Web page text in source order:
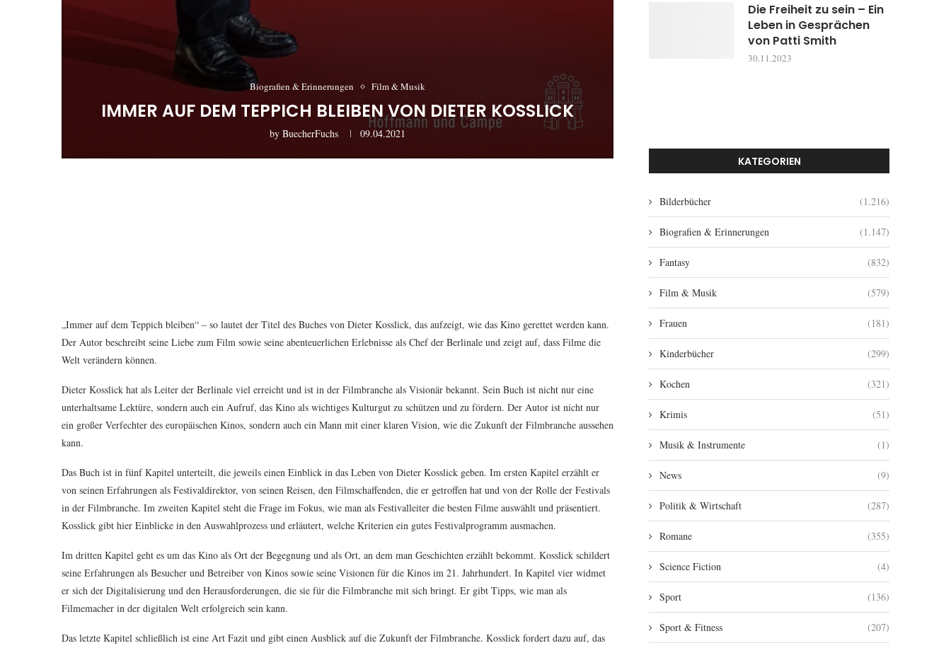
Biografien & Erinnerungen Film & Musik
IMMER AUF DEM TEPPICH BLEIBEN VON DIETER KOSSLICK
by BuecherFuchs 09.04.2021
„Immer auf dem Teppich bleiben“ – so lautet der Titel des Buches von Dieter Kosslick, das aufzeigt, wie das Kino gerettet werden kann.
Der Autor beschreibt seine Liebe zum Film sowie seine abenteuerlichen Erlebnisse als Chef der Berlinale und zeigt auf, dass Filme die
Welt verändern können.
Dieter Kosslick hat als Leiter der Berlinale viel erreicht und ist in der Filmbranche als Visionär bekannt. Sein Buch ist nicht nur eine
unterhaltsame Lektüre, sondern auch ein Aufruf, das Kino als wichtiges Kulturgut zu schützen und zu fördern. Der Autor ist nicht nur
ein großer Verfechter des europäischen Kinos, sondern auch ein Mann mit einer klaren Vision, wie die Zukunft der Filmbranche aussehen
kann.
Das Buch ist in fünf Kapitel unterteilt, die jeweils einen Einblick in das Leben von Dieter Kosslick geben. Im ersten Kapitel erzählt er
von seinen Erfahrungen als Festivaldirektor, von seinen Reisen, den Filmschaffenden, die er getroffen hat und von der Rolle der Festivals
in der Filmbranche. Im zweiten Kapitel steht die Frage im Fokus, wie man als Festivalleiter die besten Filme auswählt und präsentiert.
Kosslick gibt hier Einblicke in den Auswahlprozess und erläutert, welche Kriterien ein gutes Festivalprogramm ausmachen.
Im dritten Kapitel geht es um das Kino als Ort der Begegnung und als Ort, an dem man Geschichten erzählt bekommt. Kosslick schildert
seine Erfahrungen als Besucher und Betreiber von Kinos sowie seine Visionen für die Kinos im 21. Jahrhundert. In Kapitel vier widmet
er sich der Digitalisierung und den Herausforderungen, die sie für die Filmbranche mit sich bringt. Er gibt Tipps, wie man als
Filmemacher in der digitalen Welt erfolgreich sein kann.
Das letzte Kapitel schließlich ist eine Art Fazit und gibt einen Ausblick auf die Zukunft der Filmbranche. Kosslick fordert dazu auf, das
Die Freiheit zu sein – Ein
Leben in Gesprächen
von Patti Smith
30.11.2023
KATEGORIEN
Bilderbücher (1.216)
Biografien & Erinnerungen (1.147)
Fantasy (832)
Film & Musik (579)
Frauen (181)
Kinderbücher (299)
Kochen (321)
Krimis (51)
Musik & Instrumente (1)
News (9)
Politik & Wirtschaft (287)
Romane (355)
Science Fiction (4)
Sport (136)
Sport & Fitness (207)